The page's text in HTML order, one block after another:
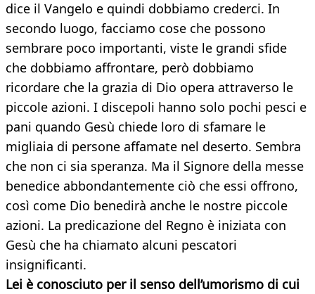
dice il Vangelo e quindi dobbiamo crederci. In
secondo luogo, facciamo cose che possono
sembrare poco importanti, viste le grandi sfide
che dobbiamo affrontare, però dobbiamo
ricordare che la grazia di Dio opera attraverso le
piccole azioni. I discepoli hanno solo pochi pesci e
pani quando Gesù chiede loro di sfamare le
migliaia di persone affamate nel deserto. Sembra
che non ci sia speranza. Ma il Signore della messe
benedice abbondantemente ciò che essi offrono,
così come Dio benedirà anche le nostre piccole
azioni. La predicazione del Regno è iniziata con
Gesù che ha chiamato alcuni pescatori
insignificanti.
Lei è conosciuto per il senso dell’umorismo di cui